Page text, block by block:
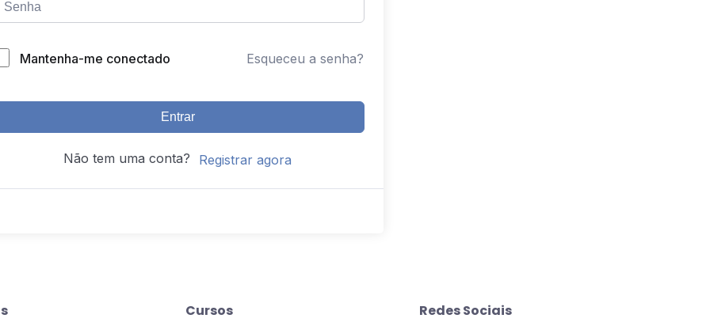
Mantenha-me conectado Esqueceu a senha?
Entrar
Não tem uma conta? Registrar agora
Cursos Redes Sociais